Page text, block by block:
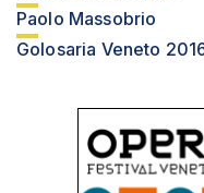
Paolo Massobrio
Golosaria Veneto